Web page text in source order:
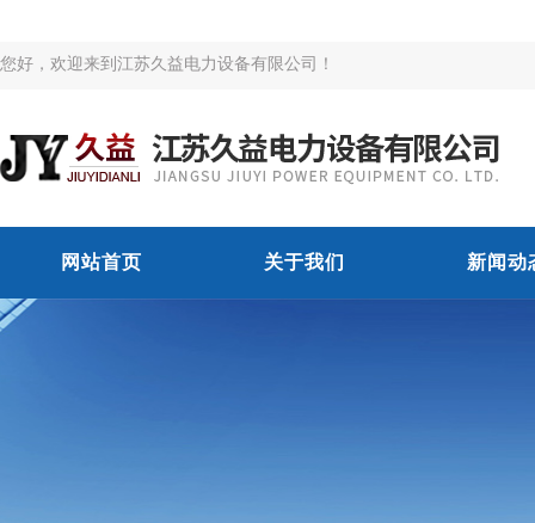
您好，欢迎来到江苏久益电力设备有限公司！
网站首页 关于我们 新闻动